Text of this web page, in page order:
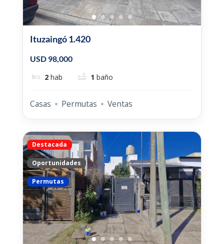
Ituzaingó 1.420
USD 98,000
2 hab 1 baño
Casas Permutas Ventas
Destacada
Oportunidades
Permutas